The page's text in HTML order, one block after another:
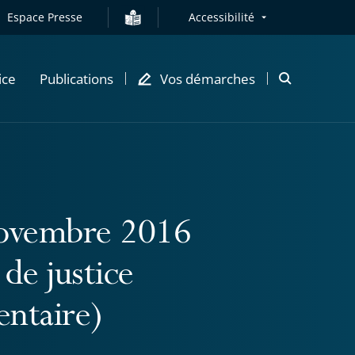
Espace Presse Accessibilité
Publications Vos démarches
Ouvrir
2016
justice